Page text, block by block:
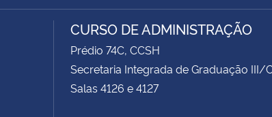
CURSO DE ADMINISTRAÇÃO
Prédio 74C, CCSH
Secretaria Integrada de Graduação III/
Salas 4126 e 4127